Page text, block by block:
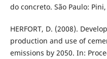
do concreto. São Paulo:
HERFORT, D. (2008).
production and use of
emissions by 2050. In: